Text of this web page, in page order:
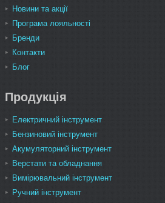
Новини та акції
Програма лояльності
Бренди
Контакти
Блог
Продукція
Електричний інструмент
Бензиновий інструмент
Акумуляторний інструмент
Верстати та обладнання
Вимірювальний інструмент
Ручний інструмент